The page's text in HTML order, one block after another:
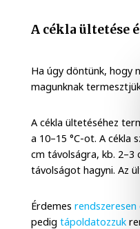
A cékla ültetése
Ha úgy döntünk, hogy
magunknak
A cékla ültetéséhez
a 10–15 °C-ot. A cékla
cm távolságra, kb. 2–3
távolságot hagyni. Az
Érdemes
pedigtápoldatozzuk